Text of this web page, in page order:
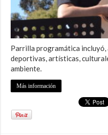
Parrilla programática incluyó,
deportivas, artísticas,
ambiente.
Más información